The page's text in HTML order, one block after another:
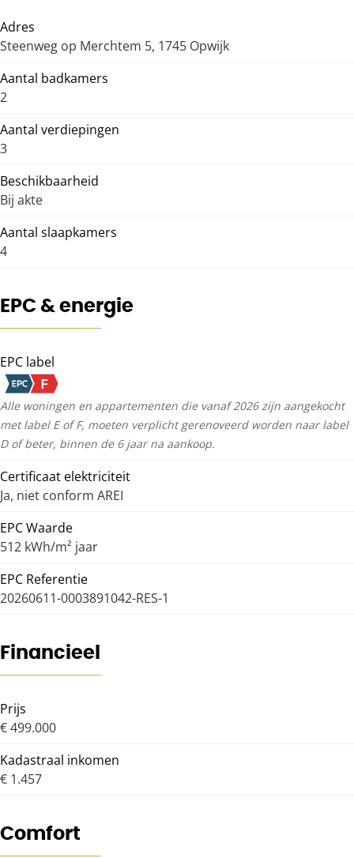
Adres
Steenweg op Merchtem 5, 1745 Opwijk
Aantal badkamers
2
Aantal verdiepingen
3
Beschikbaarheid
Bij akte
Aantal slaapkamers
4
EPC & energie
EPC label
Alle woningen en appartementen die vanaf 2026 zijn aangekocht
met label E of F, moeten verplicht gerenoveerd worden naar label
D of beter, binnen de 6 jaar na aankoop.
Certificaat elektriciteit
Ja, niet conform AREI
EPC Waarde
512 kWh/m² jaar
EPC Referentie
20260611-0003891042-RES-1
Financieel
Prijs
€ 499.000
Kadastraal inkomen
€ 1.457
Comfort